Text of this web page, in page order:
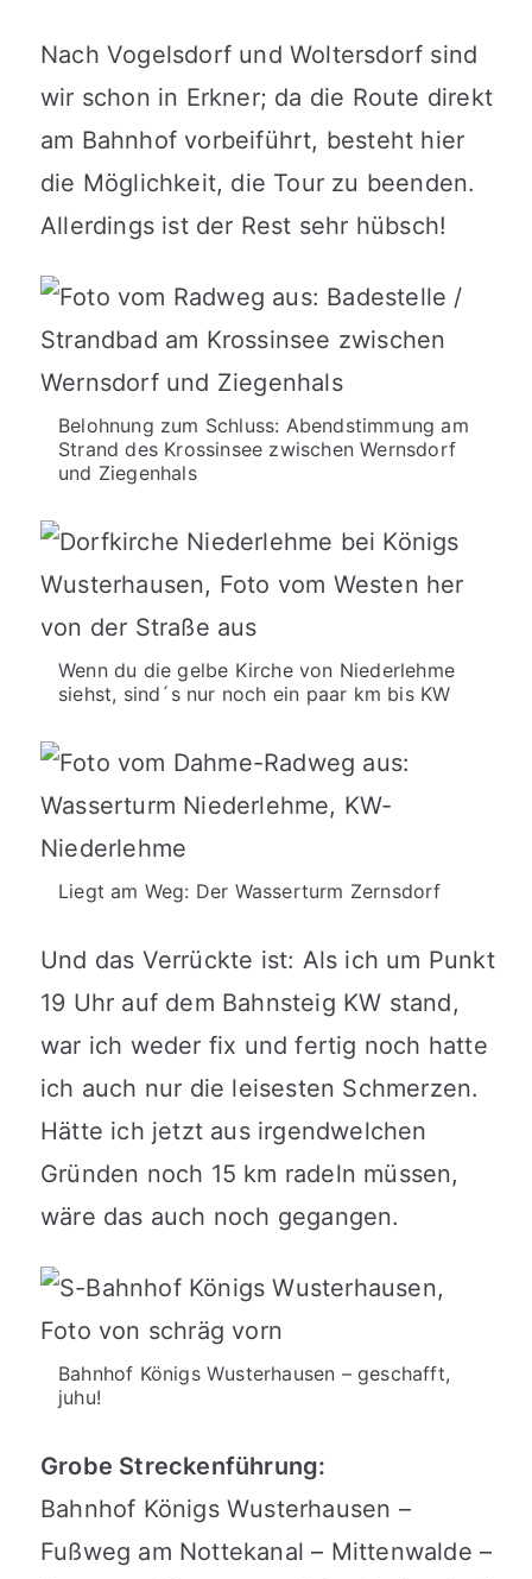
Nach Vogelsdorf und Woltersdorf sind
wir schon in Erkner; da die Route direkt
am Bahnhof vorbeiführt, besteht hier
die Möglichkeit, die Tour zu beenden.
Allerdings ist der Rest sehr hübsch!
Belohnung zum Schluss: Abendstimmung am
Strand des Krossinsee zwischen Wernsdorf
und Ziegenhals
Wenn du die gelbe Kirche von Niederlehme
siehst, sind´s nur noch ein paar km bis KW
Liegt am Weg: Der Wasserturm Zernsdorf
Und das Verrückte ist: Als ich um Punkt
19 Uhr auf dem Bahnsteig KW stand,
war ich weder fix und fertig noch hatte
ich auch nur die leisesten Schmerzen.
Hätte ich jetzt aus irgendwelchen
Gründen noch 15 km radeln müssen,
wäre das auch noch gegangen.
Bahnhof Königs Wusterhausen – geschafft,
juhu!
Grobe Streckenführung:
Bahnhof Königs Wusterhausen –
Fußweg am Nottekanal – Mittenwalde –